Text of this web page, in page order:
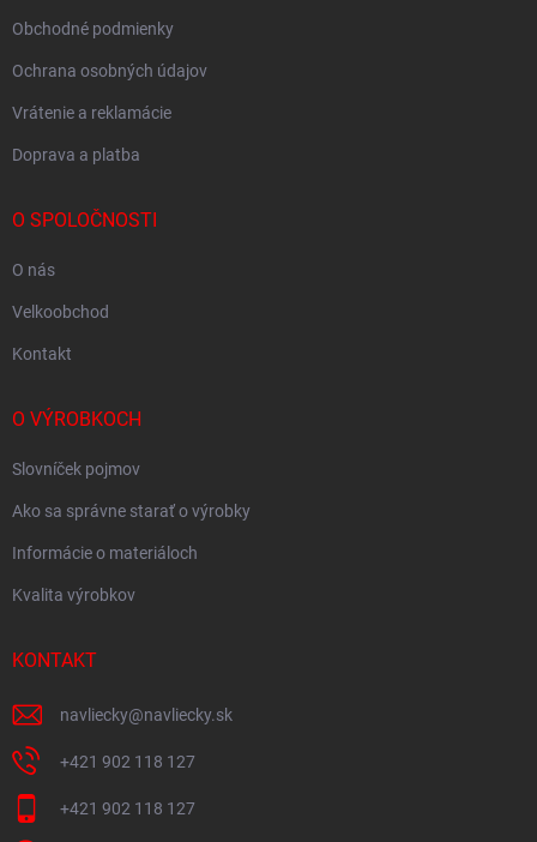
Obchodné podmienky
Ochrana osobných údajov
Vrátenie a reklamácie
Doprava a platba
O SPOLOČNOSTI
O nás
Velkoobchod
Kontakt
O VÝROBKOCH
Slovníček pojmov
Ako sa správne starať o výrobky
Informácie o materiáloch
Kvalita výrobkov
KONTAKT
navliecky@navliecky.sk
+421 902 118 127
+421 902 118 127